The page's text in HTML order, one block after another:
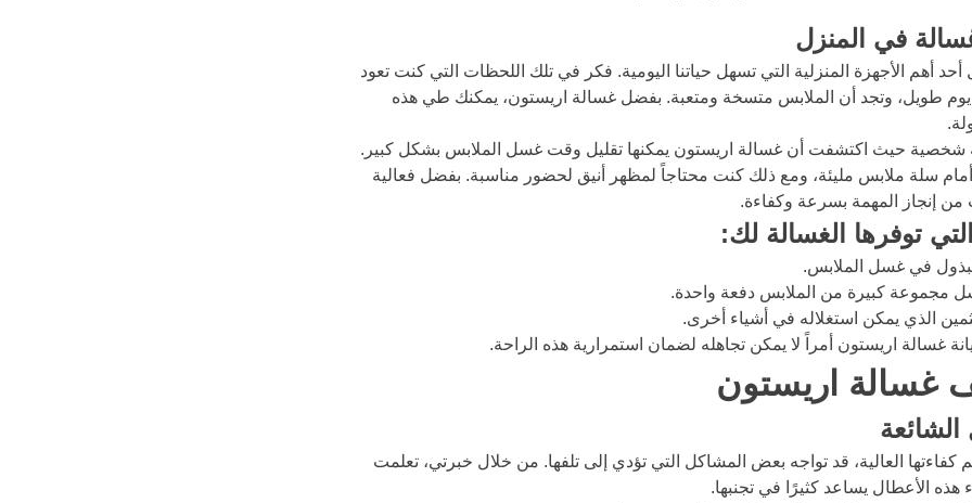
في المنزل
أهم الأجهزة المنزلية التي تسهل حياتنا اليومية. فكر في تلك اللحظات التي كنت تعود
يوم طويل، وتجد أن الملابس متسخة ومتعبة. بفضل غسالة اريستون، يمكنك طي هذه
شخصية حيث اكتشفت أن غسالة اريستون يمكنها تقليل وقت غسل الملابس بشكل كبير.
أمام سلة ملابس مليئة، ومع ذلك كنت محتاجاً لمظهر أنيق لحضور مناسبة. بفضل فعالية
من إنجاز المهمة بسرعة وكفاءة.
توفرها الغسالة لك:
في غسل الملابس.
مجموعة كبيرة من الملابس دفعة واحدة.
الذي يمكن استغلاله في أشياء أخرى.
غسالة اريستون أمراً لا يمكن تجاهله لضمان استمرارية هذه الراحة.
غسالة اريستون
كفاءتها العالية، قد تواجه بعض المشاكل التي تؤدي إلى تلفها. من خلال خبرتي، تعلمت
هذه الأعطال يساعد كثيرًا في تجنبها.